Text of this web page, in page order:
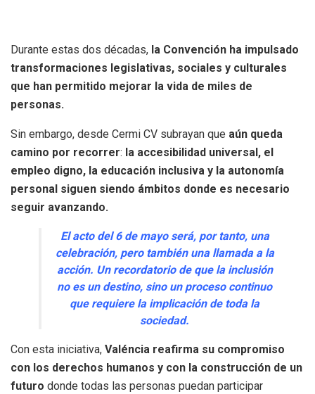
Durante estas dos décadas, la Convención ha impulsado
transformaciones legislativas, sociales y culturales
que han permitido mejorar la vida de miles de
personas.
Sin embargo, desde Cermi CV subrayan que aún queda
camino por recorrer: la accesibilidad universal, el
empleo digno, la educación inclusiva y la autonomía
personal siguen siendo ámbitos donde es necesario
seguir avanzando.
El acto del 6 de mayo será, por tanto, una
celebración, pero también una llamada a la
acción. Un recordatorio de que la inclusión
no es un destino, sino un proceso continuo
que requiere la implicación de toda la
sociedad.
Con esta iniciativa, Valéncia reafirma su compromiso
con los derechos humanos y con la construcción de un
futuro donde todas las personas puedan participar